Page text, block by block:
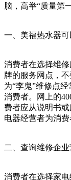
脑，高举“质量第
一、美福热水器
消费者在选择维
牌的服务网点，
为“李鬼”维修点
消费者。网上的
费者应从说明书
电器经营者为消费
二、查询维修企
消费者在选择家